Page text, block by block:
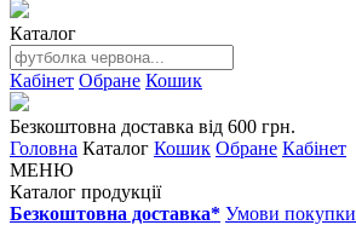
Каталог
Кабінет Обране Кошик
Безкоштовна доставка від 600 грн.
Головна Каталог Кошик Обране Кабінет
МЕНЮ
Каталог продукції
Безкоштовна доставка* Умови покупки